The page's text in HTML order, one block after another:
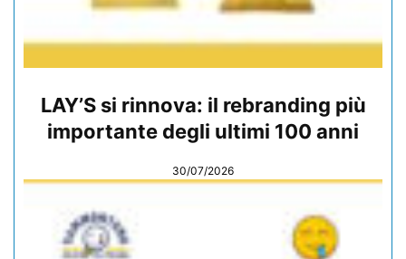
LAY’S si rinnova: il rebranding più
importante degli ultimi 100 anni
30/07/2026